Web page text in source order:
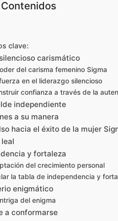
clave:
carismático
del carisma femenino Sigma
en el liderazgo silencioso
confianza a través de la
independiente
a su manera
hacia el éxito de la mujer
y fortaleza
del crecimiento personal
la tabla de independencia y
enigmático
del enigma
a conformarse